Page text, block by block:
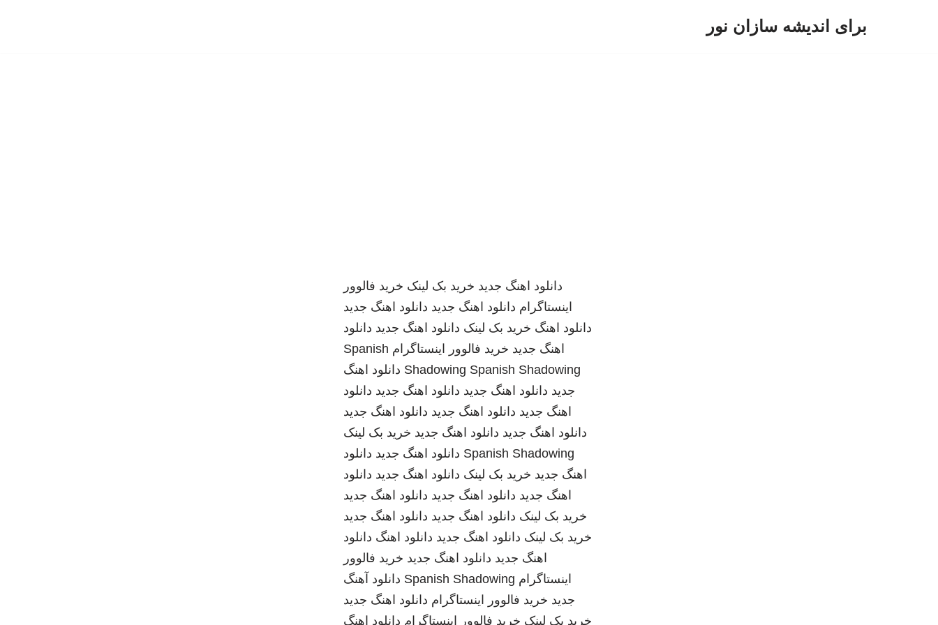
برای اندیشه سازان نور
دانلود اهنگ جدید خرید بک لینک خرید فالوور
اینستاگرام دانلود اهنگ جدید دانلود اهنگ جدید
دانلود اهنگ خرید بک لینک دانلود اهنگ جدید دانلود
اهنگ جدید خرید فالوور اینستاگرام Spanish
Shadowing Spanish Shadowing
دانلود اهنگ
جدید دانلود اهنگ جدید دانلود اهنگ جدید دانلود
اهنگ جدید دانلود اهنگ جدید دانلود اهنگ جدید
دانلود اهنگ جدید دانلود اهنگ جدید خرید بک لینک
Spanish Shadowing دانلود اهنگ جدید دانلود
اهنگ جدید خرید بک لینک دانلود اهنگ جدید دانلود
اهنگ جدید دانلود اهنگ جدید دانلود اهنگ جدید
خرید بک لینک دانلود اهنگ جدید دانلود اهنگ جدید
خرید بک لینک دانلود اهنگ جدید دانلود اهنگ دانلود
اهنگ جدید دانلود اهنگ جدید خرید فالوور
اینستاگرام Spanish Shadowing دانلود آهنگ
جدید خرید فالوور اینستاگرام دانلود اهنگ جدید
خرید بک لینک خرید فالوور اینستاگرام دانلود اهنگ